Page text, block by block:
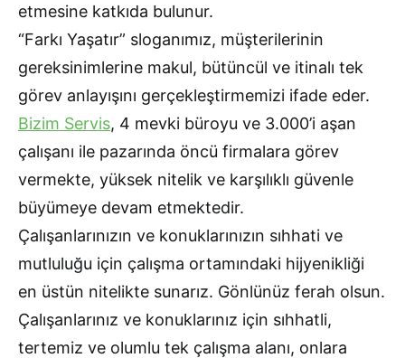
etmesine katkıda bulunur.
“Farkı Yaşatır” sloganımız, müşterilerinin
gereksinimlerine makul, bütüncül ve itinalı tek
görev anlayışını gerçekleştirmemizi ifade eder.
Bizim Servis, 4 mevki büroyu ve 3.000’i aşan
çalışanı ile pazarında öncü firmalara görev
vermekte, yüksek nitelik ve karşılıklı güvenle
büyümeye devam etmektedir.
Çalışanlarınızın ve konuklarınızın sıhhati ve
mutluluğu için çalışma ortamındaki hijyenikliği
en üstün nitelikte sunarız. Gönlünüz ferah olsun.
Çalışanlarınız ve konuklarınız için sıhhatli,
tertemiz ve olumlu tek çalışma alanı, onlara